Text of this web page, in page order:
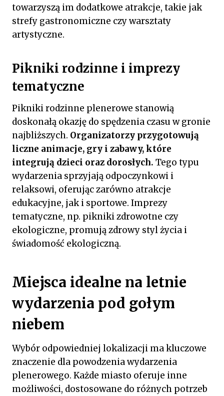
towarzyszą im dodatkowe atrakcje, takie jak
strefy gastronomiczne czy warsztaty
artystyczne.
Pikniki rodzinne i imprezy
tematyczne
Pikniki rodzinne plenerowe stanowią
doskonałą okazję do spędzenia czasu w gronie
najbliższych. Organizatorzy przygotowują
liczne animacje, gry i zabawy, które
integrują dzieci oraz dorosłych. Tego typu
wydarzenia sprzyjają odpoczynkowi i
relaksowi, oferując zarówno atrakcje
edukacyjne, jak i sportowe. Imprezy
tematyczne, np. pikniki zdrowotne czy
ekologiczne, promują zdrowy styl życia i
świadomość ekologiczną.
Miejsca idealne na letnie
wydarzenia pod gołym
niebem
Wybór odpowiedniej lokalizacji ma kluczowe
znaczenie dla powodzenia wydarzenia
plenerowego. Każde miasto oferuje inne
możliwości, dostosowane do różnych potrzeb